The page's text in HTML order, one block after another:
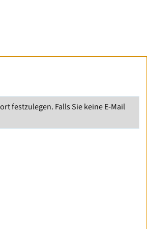
festzulegen. Falls Sie keine E-Mail